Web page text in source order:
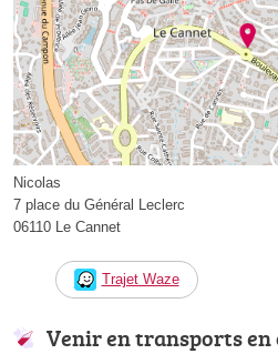
Nicolas
7 place du Général Leclerc
06110 Le Cannet
Trajet Waze
Venir en transports en